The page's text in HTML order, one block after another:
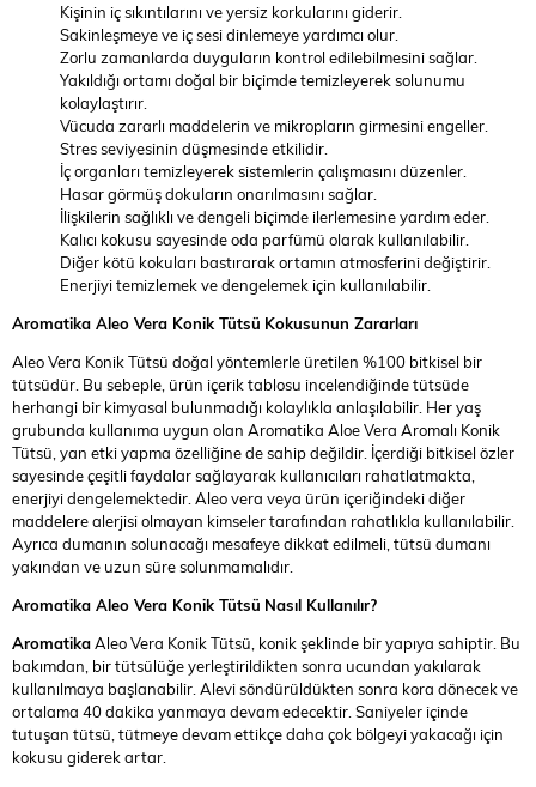
Kişinin iç sıkıntılarını ve yersiz korkularını giderir.
Sakinleşmeye ve iç sesi dinlemeye yardımcı olur.
Zorlu zamanlarda duyguların kontrol edilebilmesini sağlar.
Yakıldığı ortamı doğal bir biçimde temizleyerek solunumu
kolaylaştırır.
Vücuda zararlı maddelerin ve mikropların girmesini engeller.
Stres seviyesinin düşmesinde etkilidir.
İç organları temizleyerek sistemlerin çalışmasını düzenler.
Hasar görmüş dokuların onarılmasını sağlar.
İlişkilerin sağlıklı ve dengeli biçimde ilerlemesine yardım eder.
Kalıcı kokusu sayesinde oda parfümü olarak kullanılabilir.
Diğer kötü kokuları bastırarak ortamın atmosferini değiştirir.
Enerjiyi temizlemek ve dengelemek için kullanılabilir.
Aromatika Aleo Vera Konik Tütsü Kokusunun Zararları
Aleo Vera Konik Tütsü doğal yöntemlerle üretilen %100 bitkisel bir
tütsüdür. Bu sebeple, ürün içerik tablosu incelendiğinde tütsüde
herhangi bir kimyasal bulunmadığı kolaylıkla anlaşılabilir. Her yaş
grubunda kullanıma uygun olan Aromatika Aloe Vera Aromalı Konik
Tütsü, yan etki yapma özelliğine de sahip değildir. İçerdiği bitkisel özler
sayesinde çeşitli faydalar sağlayarak kullanıcıları rahatlatmakta,
enerjiyi dengelemektedir. Aleo vera veya ürün içeriğindeki diğer
maddelere alerjisi olmayan kimseler tarafından rahatlıkla kullanılabilir.
Ayrıca dumanın solunacağı mesafeye dikkat edilmeli, tütsü dumanı
yakından ve uzun süre solunmamalıdır.
Aromatika Aleo Vera Konik Tütsü Nasıl Kullanılır?
AromatikaAleo Vera Konik Tütsü, konik şeklinde bir yapıya sahiptir. Bu
bakımdan, bir tütsülüğe yerleştirildikten sonra ucundan yakılarak
kullanılmaya başlanabilir. Alevi söndürüldükten sonra kora dönecek ve
ortalama 40 dakika yanmaya devam edecektir. Saniyeler içinde
tutuşan tütsü, tütmeye devam ettikçe daha çok bölgeyi yakacağı için
kokusu giderek artar.